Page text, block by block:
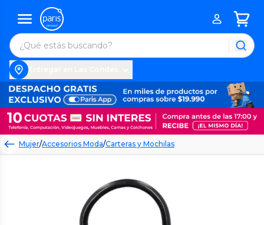
Mujer/Accesorios Moda/Carteras y Mochilas